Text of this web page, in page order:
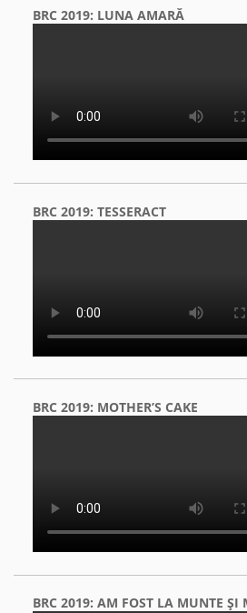
BRC 2019: LUNA AMARĂ
BRC 2019: TESSERACT
BRC 2019: MOTHER’S CAKE
BRC 2019: AM FOST LA MUNTE ŞI